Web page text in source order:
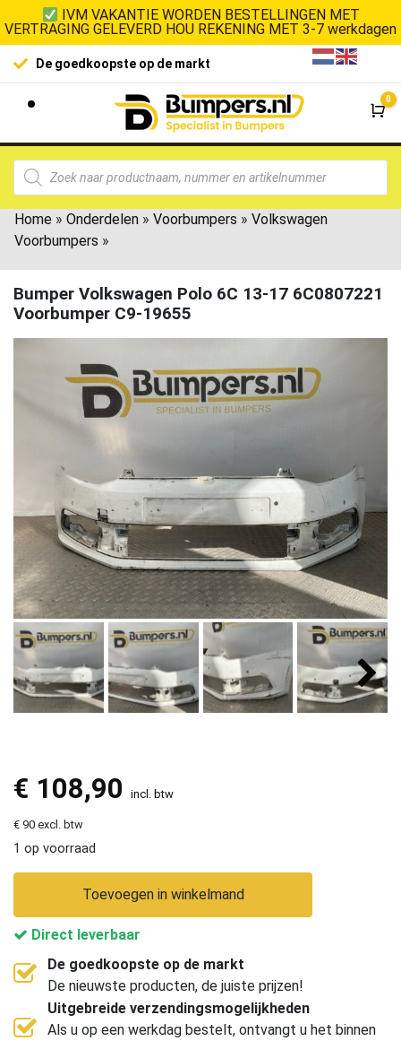
IVM VAKANTIE WORDEN BESTELLINGEN MET
VERTRAGING GELEVERD HOU REKENING MET 3-7 werkdagen
De goedkoopste op de markt
0
Home » Onderdelen » Voorbumpers » Volkswagen
Voorbumpers »
Bumper Volkswagen Polo 6C 13-17 6C0807221
Voorbumper C9-19655
€ 108,90 incl. btw
€ 90 excl. btw
1 op voorraad
Toevoegen in winkelmand
Direct leverbaar
De goedkoopste op de markt
De nieuwste producten, de juiste prijzen!
Uitgebreide verzendingsmogelijkheden
Als u op een werkdag bestelt, ontvangt u het binnen